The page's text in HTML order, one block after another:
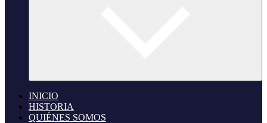
INICIO
HISTORIA
QUIÉNES SOMOS